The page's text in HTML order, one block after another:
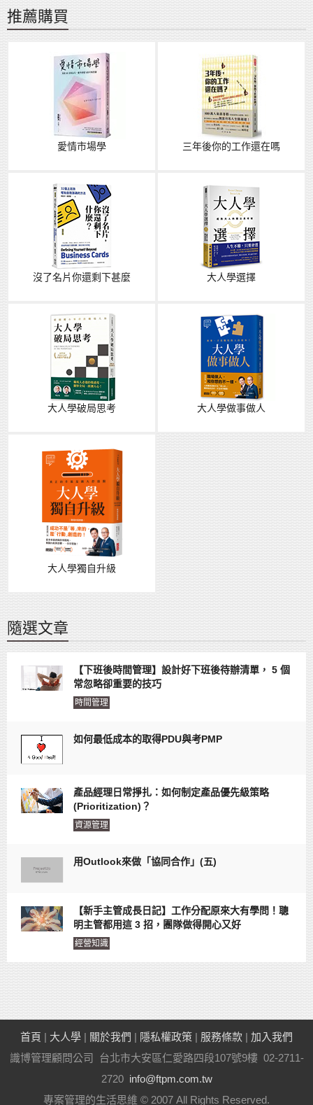
推薦購買
愛情市場學 三年後你的工作還在嗎
沒了名片你還剩下甚麼 大人學選擇
大人學破局思考 大人學做事做人
大人學獨自升級
隨選文章
【下班後時間管理】設計好下班後待辦清單， 5 個
常忽略卻重要的技巧
時間管理
如何最低成本的取得PDU與考PMP
產品經理日常掙扎：如何制定產品優先級策略
(Prioritization)？
資源管理
用Outlook來做「協同合作」(五)
【新手主管成長日記】工作分配原來大有學問！聰
明主管都用這 3 招，團隊做得開心又好
經營知識
首頁 | 大人學 | 關於我們 | 隱私權政策 | 服務條款 | 加入我們
識博管理顧問公司 台北市大安區仁愛路四段107號9樓 02-2711-
2720 info@ftpm.com.tw
專案管理的生活思維 © 2007 All Rights Reserved.